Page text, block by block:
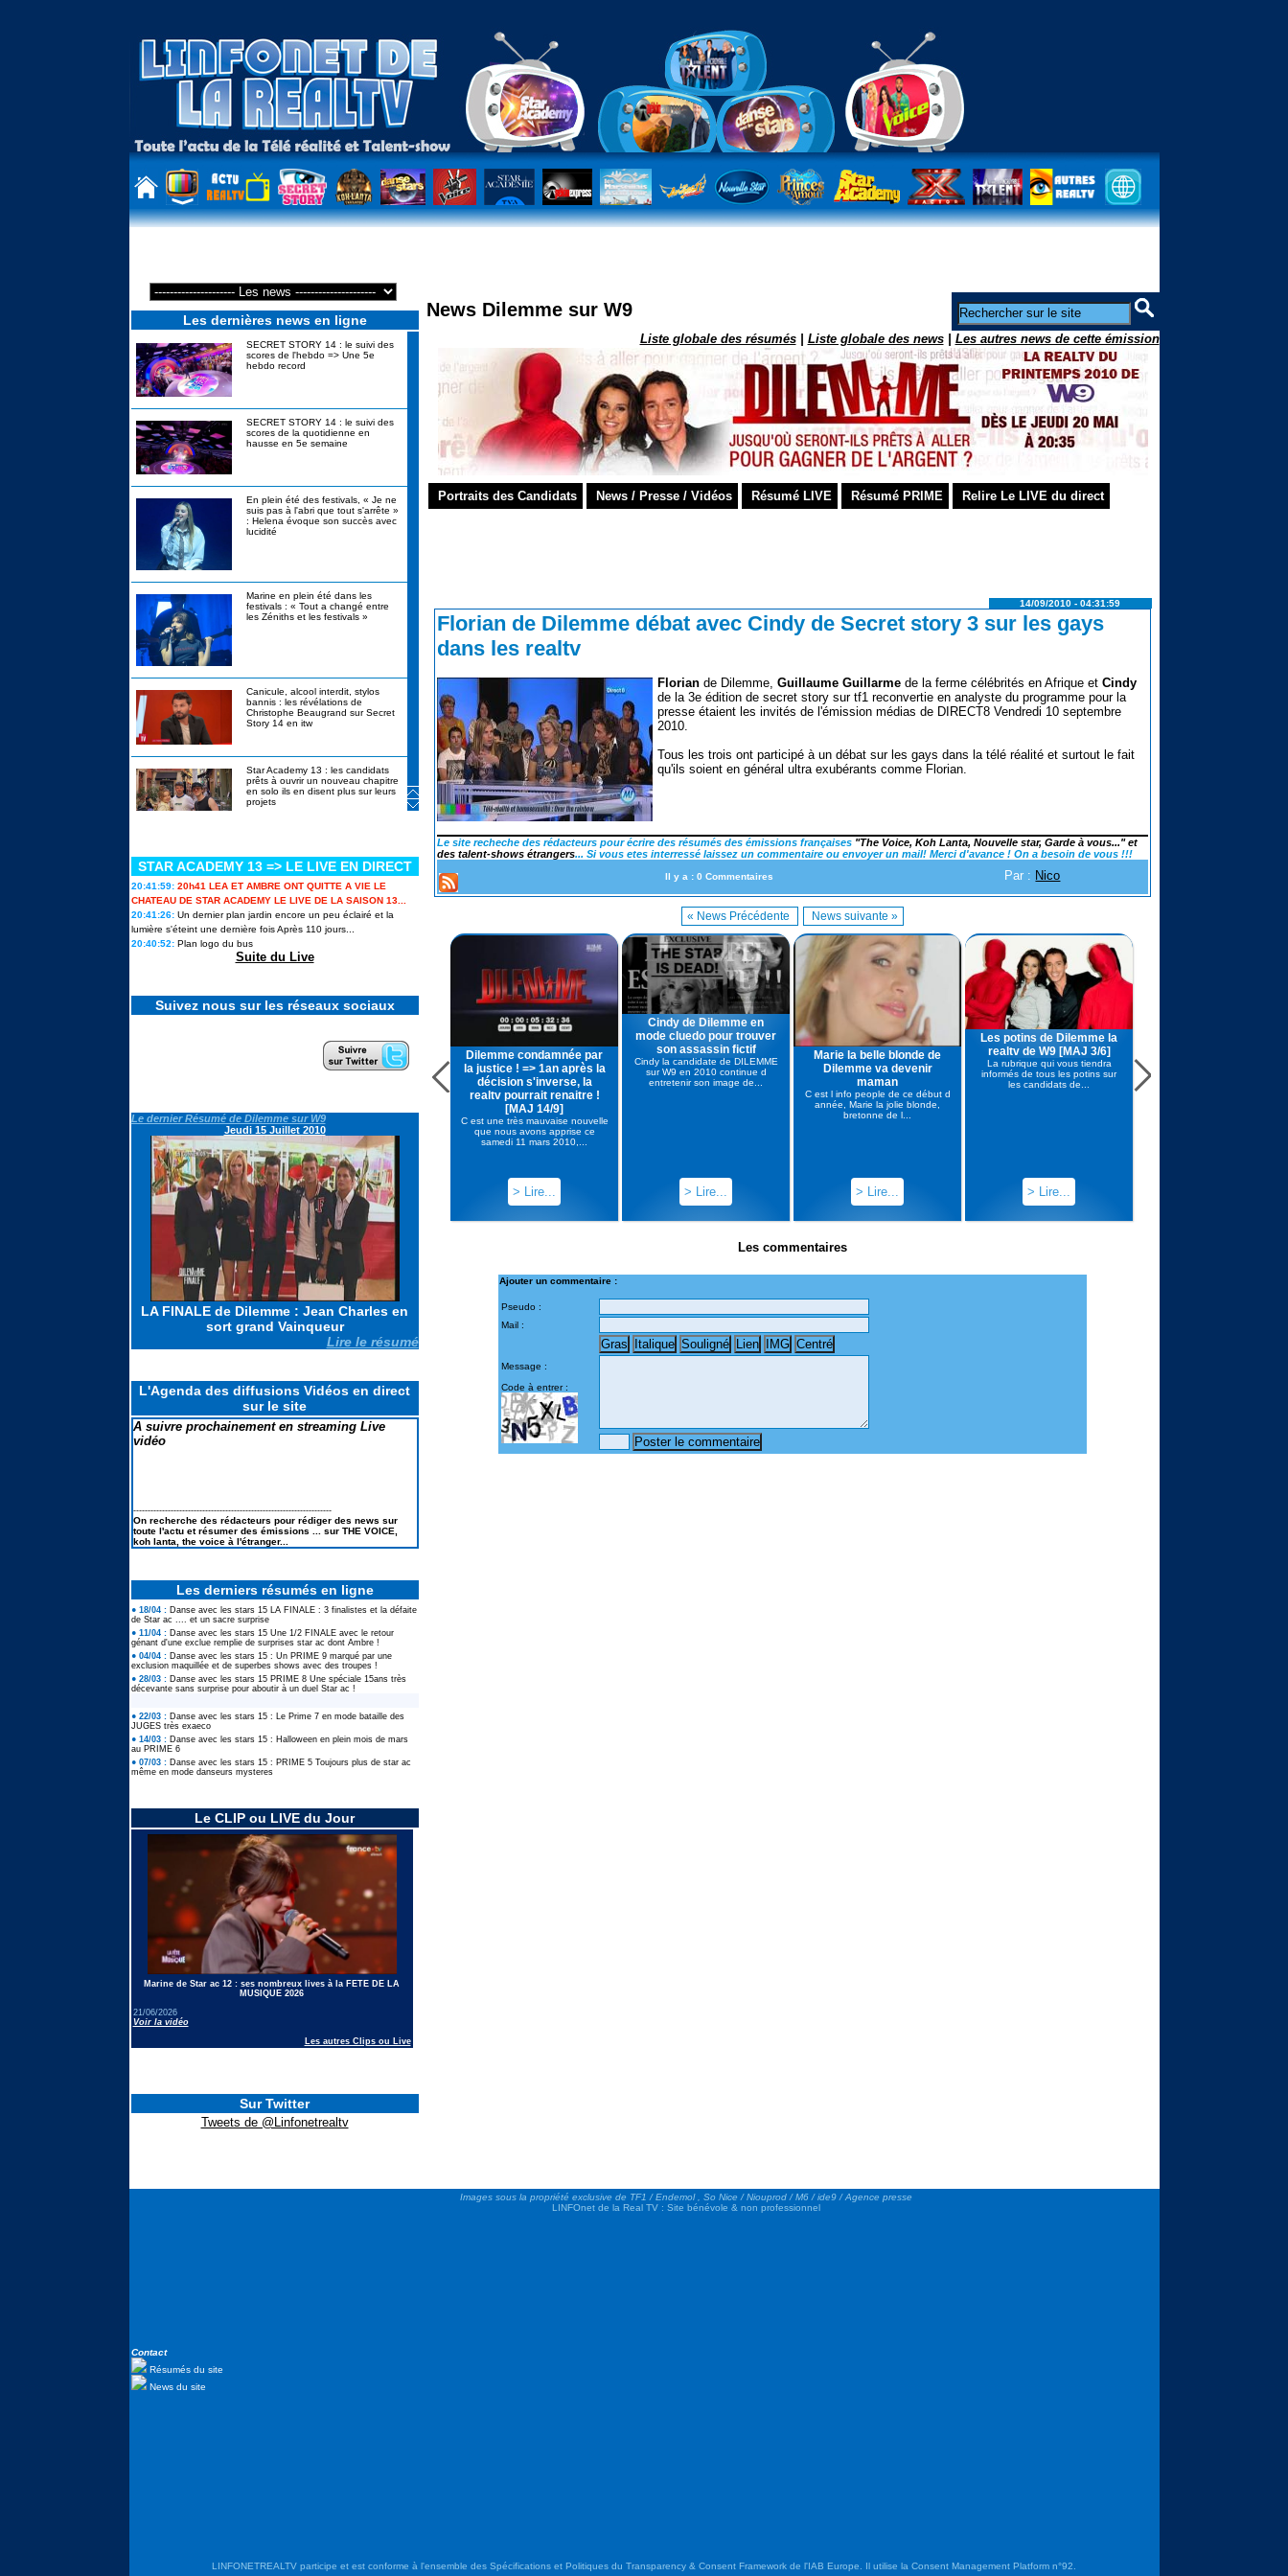
Les dernières news en ligne
SECRET STORY 14 : le suivi des
scores de l'hebdo => Une 5e
hebdo record
SECRET STORY 14 : le suivi des
scores de la quotidienne en
hausse en 5e semaine
En plein été des festivals, « Je ne
suis pas à l'abri que tout s'arrête »
: Helena évoque son succès avec
lucidité
Marine en plein été dans les
festivals : « Tout a changé entre
les Zéniths et les festivals »
Canicule, alcool interdit, stylos
bannis : les révélations de
Christophe Beaugrand sur Secret
Story 14 en itw
Star Academy 13 : les candidats
prêts à ouvrir un nouveau chapitre
en solo ils en disent plus sur leurs
projets
« Je me suis préparée à cette
sortie » : Lou raconte les coulisses
de son élimination de Secret story
14, la première...
Cynthia, vainqueure de Koh-Lanta
2026 : « Je me suis dit : tu ne
géants et concerts du 4 Juillet
2026 pour le 250e anniversaire
THE VOICE KIDS 2026 : Toutes
les infos avec une grosse
mauvaise nouvelle + TEASER
Le casting de SECRET STORY 14
en portraits & la liste des secrets
Koh Lanta les reliques du destins
: Le suivi des scores : Pire score
Elodie FREGE de retour à la
chanson : ses lives à LA FETE DE
MUSIQUE 2026
STAR ACADEMY 13 => LE LIVE EN DIRECT
20:41:59: 20h41 LEA ET AMBRE ONT QUITTE A VIE LE
CHATEAU DE STAR ACADEMY LE LIVE DE LA SAISON 13...
20:41:26: Un dernier plan jardin encore un peu éclairé et la
lumière s'éteint une dernière fois Après 110 jours...
20:40:52: Plan logo du bus
Suite du Live
Suivez nous sur les réseaux sociaux
Le dernier Résumé de Dilemme sur W9
Jeudi 15 Juillet 2010
LA FINALE de Dilemme : Jean Charles en
sort grand Vainqueur
Lire le résumé
L'Agenda des diffusions Vidéos en direct
sur le site
A suivre prochainement en streaming Live
vidéo
---------------------------------------------------------------------
On recherche des rédacteurs pour rédiger des news sur
toute l'actu et résumer des émissions ... sur THE VOICE,
koh lanta, the voice à l'étranger...
Les derniers résumés en ligne
● 18/04 : Danse avec les stars 15 LA FINALE : 3 finalistes et la défaite
de Star ac .... et un sacre surprise
● 11/04 : Danse avec les stars 15 Une 1/2 FINALE avec le retour
génant d'une exclue remplie de surprises star ac dont Ambre !
● 04/04 : Danse avec les stars 15 : Un PRIME 9 marqué par une
exclusion maquillée et de superbes shows avec des troupes !
● 28/03 : Danse avec les stars 15 PRIME 8 Une spéciale 15ans très
décevante sans surprise pour aboutir à un duel Star ac !
● 22/03 : Danse avec les stars 15 : Le Prime 7 en mode bataille des
JUGES très exaeco
● 14/03 : Danse avec les stars 15 : Halloween en plein mois de mars
au PRIME 6
● 07/03 : Danse avec les stars 15 : PRIME 5 Toujours plus de star ac
même en mode danseurs mysteres
Le CLIP ou LIVE du Jour
Marine de Star ac 12 : ses nombreux lives à la FETE DE LA
MUSIQUE 2026
21/06/2026
Voir la vidéo
Les autres Clips ou Live
Sur Twitter
Tweets de @Linfonetrealtv
News Dilemme sur W9
Liste globale des résumés| Liste globale des news| Les autres news de cette émission
Portraits des Candidats News / Presse / Vidéos Résumé LIVE Résumé PRIME Relire Le LIVE du direct
14/09/2010 - 04:31:59
Florian de Dilemme débat avec Cindy de Secret story 3 sur les gays
dans les realtv
Florian de Dilemme, Guillaume Guillarme de la ferme célébrités en Afrique et Cindy
de la 3e édition de secret story sur tf1 reconvertie en analyste du programme pour la
presse étaient les invités de l'émission médias de DIRECT8 Vendredi 10 septembre
2010.
Tous les trois ont participé à un débat sur les gays dans la télé réalité et surtout le fait
qu'ils soient en général ultra exubérants comme Florian.
Le site recheche des rédacteurs pour écrire des résumés des émissions françaises "The Voice, Koh Lanta, Nouvelle star, Garde à vous..." et
des talent-shows étrangers... Si vous etes interressé laissez un commentaire ou envoyer un mail! Merci d'avance ! On a besoin de vous !!!
Il y a : 0 Commentaires Par : Nico
« News Précédente News suivante »
Dilemme condamnée par
la justice ! => 1an après la
décision s'inverse, la
realtv pourrait renaitre !
[MAJ 14/9]
C est une très mauvaise nouvelle
que nous avons apprise ce
samedi 11 mars 2010,...
> Lire...
Cindy de Dilemme en
mode cluedo pour trouver
son assassin fictif
Cindy la candidate de DILEMME
sur W9 en 2010 continue d
entretenir son image de...
> Lire...
Marie la belle blonde de
Dilemme va devenir
maman
C est l info people de ce début d
année, Marie la jolie blonde,
bretonne de l...
> Lire...
Les potins de Dilemme la
realtv de W9 [MAJ 3/6]
La rubrique qui vous tiendra
informés de tous les potins sur
les candidats de...
> Lire...
font le Bilan de Dilemme
Les commentaires
Ajouter un commentaire :
Pseudo :
Mail :
Message :
Code à entrer :
Contact
Résumés du site
News du site
Images sous la propriété exclusive de TF1 / Endemol , So Nice / Niouprod / M6 / ide9 / Agence presse
LINFOnet de la Real TV : Site bénévole & non professionnel
LINFONETREALTV participe et est conforme à l'ensemble des Spécifications et Politiques du Transparency & Consent Framework de l'IAB Europe. Il utilise la Consent Management Platform n°92.